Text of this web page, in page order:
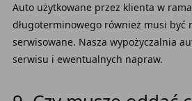
Auto użytkowane przez klienta w
długoterminowego również musi być
serwisowane. Nasza wypożyczalnia
serwisu i ewentualnych napraw.